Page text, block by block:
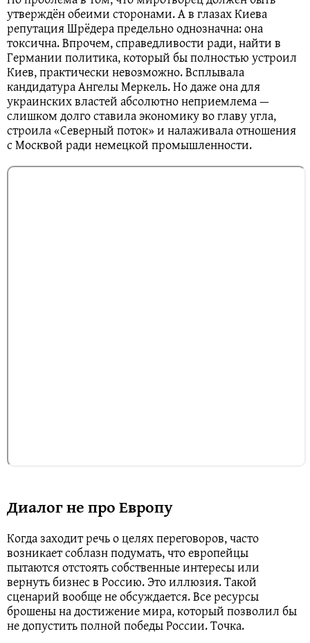
утверждён обеими сторонами. А в глазах Киева
репутация Шрёдера предельно однозначна: она
токсична. Впрочем, справедливости ради, найти в
Германии политика, который бы полностью устроил
Киев, практически невозможно. Всплывала
кандидатура Ангелы Меркель. Но даже она для
украинских властей абсолютно неприемлема —
слишком долго ставила экономику во главу угла,
строила «Северный поток» и налаживала отношения
с Москвой ради немецкой промышленности.
Диалог не про Европу
Когда заходит речь о целях переговоров, часто
возникает соблазн подумать, что европейцы
пытаются отстоять собственные интересы или
вернуть бизнес в Россию. Это иллюзия. Такой
сценарий вообще не обсуждается. Все ресурсы
брошены на достижение мира, который позволил бы
не допустить полной победы России. Точка.